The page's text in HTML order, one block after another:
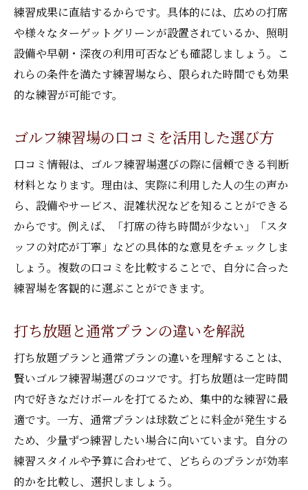
練習成果に直結するからです。具体的には、広めの打席
や様々なターゲットグリーンが設置されているか、照明
設備や早朝・深夜の利用可否なども確認しましょう。こ
れらの条件を満たす練習場なら、限られた時間でも効果
的な練習が可能です。
ゴルフ練習場の口コミを活用した選び方
口コミ情報は、ゴルフ練習場選びの際に信頼できる判断
材料となります。理由は、実際に利用した人の生の声か
ら、設備やサービス、混雑状況などを知ることができる
からです。例えば、「打席の待ち時間が少ない」「スタ
ッフの対応が丁寧」などの具体的な意見をチェックしま
しょう。複数の口コミを比較することで、自分に合った
練習場を客観的に選ぶことができます。
打ち放題と通常プランの違いを解説
打ち放題プランと通常プランの違いを理解することは、
賢いゴルフ練習場選びのコツです。打ち放題は一定時間
内で好きなだけボールを打てるため、集中的な練習に最
適です。一方、通常プランは球数ごとに料金が発生する
ため、少量ずつ練習したい場合に向いています。自分の
練習スタイルや予算に合わせて、どちらのプランが効率
的かを比較し、選択しましょう。